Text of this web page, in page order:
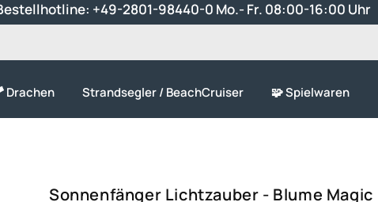
+49-2801-98440-0 Mo.- Fr. 08:00-16:00 Uhr
Drachen Strandsegler / BeachCruiser 🧩 Spielwaren
Sonnenfänger Lichtzauber - Blume Magic